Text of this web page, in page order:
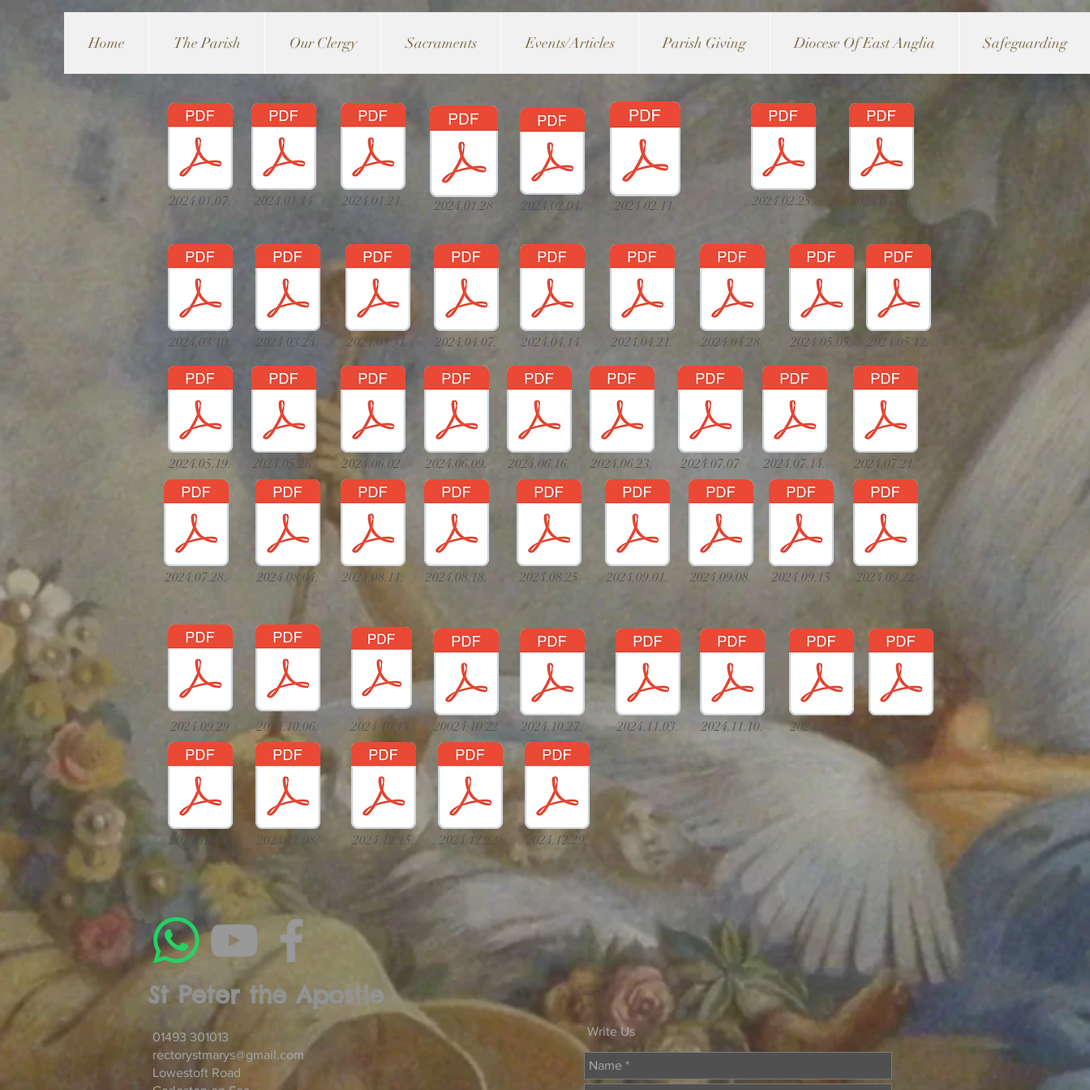
Home The Parish Our Clergy Sacraments Events/Articles Parish Giving Diocese Of East Anglia Safeguarding
2024.01.07. 2024.01.14 2024.01.21. 2024.01.28 2024.02.04. 2024.02.11. 2024.02.25.
2024.03.10.
2024.05.19.
2024.07.28.
2024.03.24.
2024.05.26.
2024.08.04.
2024.03.31.
2024.06.02.
2024.08.11.
2024.04.07.
2024.06.09.
2024.08.18.
2024.04.14. 2024.04.21. 2024.04.28. 2024.05.05. 2024.05.12.
2024.06.16.
2024.08.25
2024.06.23.
2024.09.01.
2024.07.07
2024.09.08.
2024.07.14.
2024.09.15
2024.07.21.
2024.09.22
2024.09.29 2024.10.06. 2024.10.13. 20024.10.22 2024.10.27.
2024.12.01. 2024.12.08. 2024.12.15. 2024.12.22. 2024.12.29.
2024.11.03. 2024.11.10. 2024.11.17. .2024.11.24.
St Peter the Apostle
01493 301013
rectorystmarys@gmail.com
Lowestoft Road
Write Us